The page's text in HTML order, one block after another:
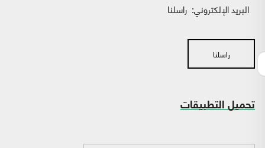
البريد الإلكتروني: راسلنا
راسلنا
تحميل التطبيقات